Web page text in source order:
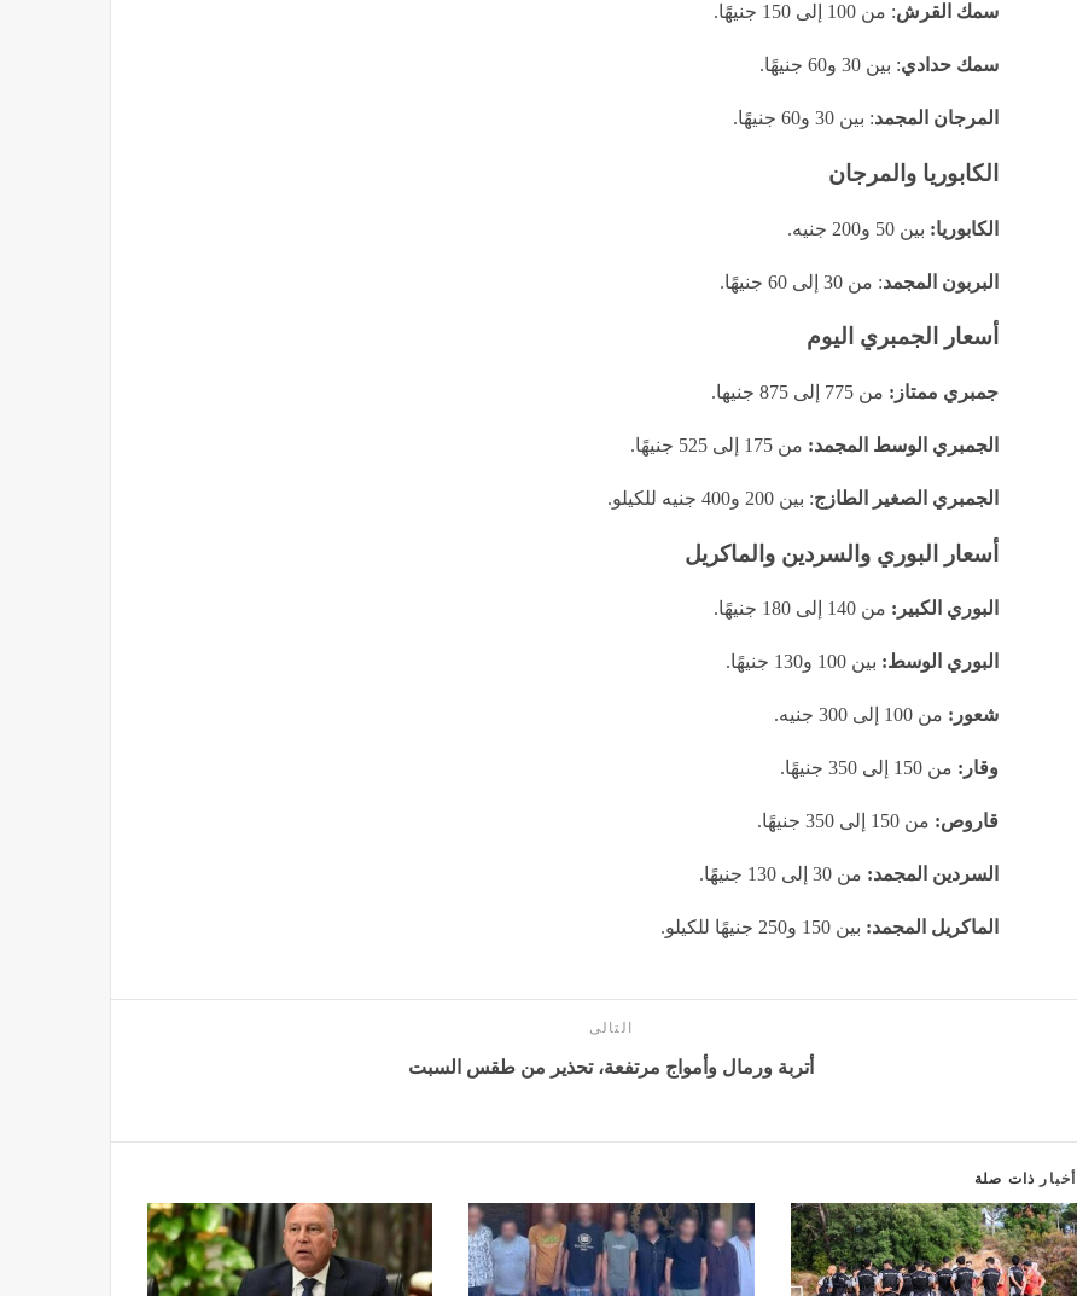
سمك القرش: من 100 إلى 150 جنيهًا.
سمك حدادي: بين 30 و60 جنيهًا.
المرجان المجمد: بين 30 و60 جنيهًا.
الكابوريا والمرجان
الكابوريا: بين 50 و200 جنيه.
البربون المجمد: من 30 إلى 60 جنيهًا.
أسعار الجمبري اليوم
جمبري ممتاز: من 775 إلى 875 جنيها.
الجمبري الوسط المجمد: من 175 إلى 525 جنيهًا.
الجمبري الصغير الطازج: بين 200 و400 جنيه للكيلو.
أسعار البوري والسردين والماكريل
البوري الكبير: من 140 إلى 180 جنيهًا.
البوري الوسط: بين 100 و130 جنيهًا.
شعور: من 100 إلى 300 جنيه.
وقار: من 150 إلى 350 جنيهًا.
قاروص: من 150 إلى 350 جنيهًا.
السردين المجمد: من 30 إلى 130 جنيهًا.
الماكريل المجمد: بين 150 و250 جنيهًا للكيلو.
التالى
أتربة ورمال وأمواج مرتفعة، تحذير من طقس السبت
أخبار ذات صلة